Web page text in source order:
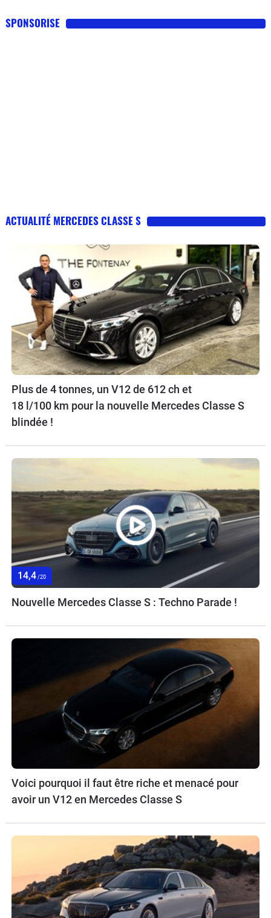
SPONSORISE
ACTUALITÉ MERCEDES CLASSE S
Plus de 4 tonnes, un V12 de 612 ch et
18 l/100 km pour la nouvelle Mercedes Classe S
blindée !
14,4 /20
Nouvelle Mercedes Classe S : Techno Parade !
Voici pourquoi il faut être riche et menacé pour
avoir un V12 en Mercedes Classe S